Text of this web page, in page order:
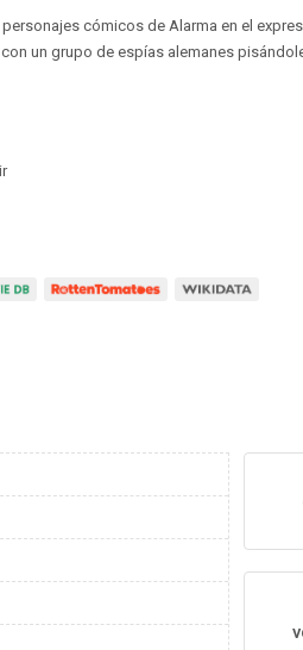
cómicos de Alarma en el
un grupo de espías alemanes